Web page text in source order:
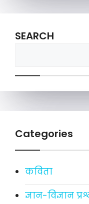
SEARCH
Categories
कविता
ज्ञान-विज्ञान